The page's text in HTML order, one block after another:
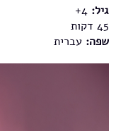
גיל: 4+
45
שפה: עברית